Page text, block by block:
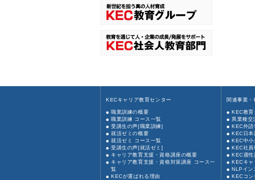
KECキャリア教育センター
職業訓練の概要
職業訓練 コース一覧
受講生の声[職業訓練]
就活ゼミの概要
就活ゼミ コース一覧
受講生の声[就活ゼミ]
キャリア教育支援・資格講座の概要
キャリア教育支援・資格対策講座 コース一
覧
KECが選ばれる理由
関連事業
KEC教育
異業種交
KEC外語
KEC日本
KEC中小
KEC社員
KEC適性
KECキャ
NLPイン
KECコン